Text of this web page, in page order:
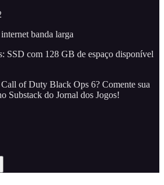
banda larga
SSD com 128 GB de espaço disponível
of Duty Black Ops 6? Comente sua
Substack do Jornal dos Jogos!